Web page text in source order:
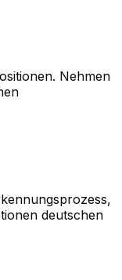
Nehmen
deutschen